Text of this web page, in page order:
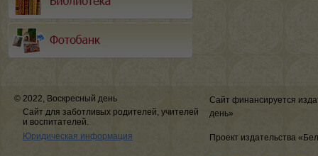
© 2022, Воскресный день
Сайт для заботливых родителей, учителей
и воспитателей.
Юридическая информация
Сайт финансируется
день»
Проект издательства